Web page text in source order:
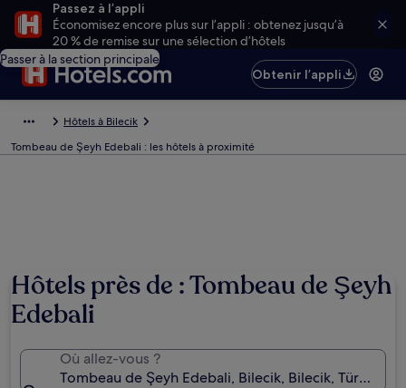
Passez à l’appli
Économisez encore plus sur l’appli : obtenez jusqu’à
20 % de remise sur une sélection d’hôtels
Passer à la section principale
Obtenir l’appli
Hôtels à Bilecik
Tombeau de Şeyh Edebali : les hôtels à proximité
Hôtels près de : Tombeau de Şeyh
Edebali
Où allez-vous ?
Tombeau de Şeyh Edebali, Bilecik, Bilecik, Türkiye